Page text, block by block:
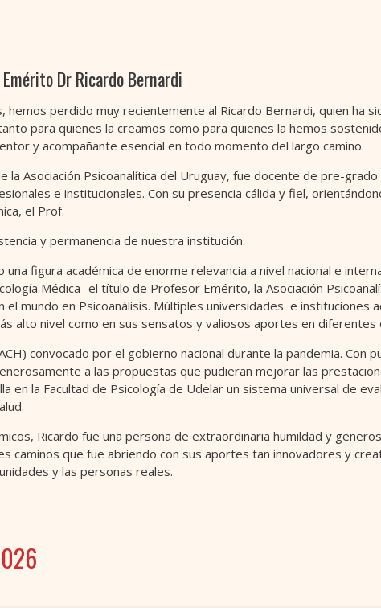
Dr Ricardo Bernardi
perdido muy recientemente al Ricardo Bernardi, quien ha
para quienes la creamos como para quienes la hemos
y acompañante esencial en todo momento del largo camino.
la Asociación Psicoanalítica del Uruguay, fue docente de pre-
e institucionales. Con su presencia cálida y fiel,
el Prof.
y permanencia de nuestra institución.
figura académica de enorme relevancia a nivel nacional e
Médica- el título de Profesor Emérito, la Asociación
mundo en Psicoanálisis. Múltiples universidades e instituciones
alto nivel como en sus sensatos y valiosos aportes en diferentes
convocado por el gobierno nacional durante la pandemia. Con
a las propuestas que pudieran mejorar las
en la Facultad de Psicología de Udelar un sistema universal de
Ricardo fue una persona de extraordinaria humildad y
caminos que fue abriendo con sus aportes tan innovadores y
y las personas reales.